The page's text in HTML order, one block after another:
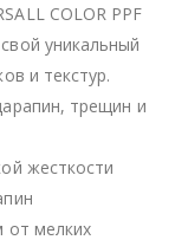
COLOR PPF
уникальный
и текстур.
трещин и
жесткости
от мелких